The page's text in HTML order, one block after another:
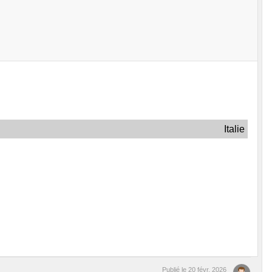
Italie
Publié le 20 févr. 2026